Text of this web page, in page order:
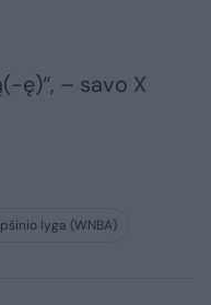
ę)“, – savo X
lyga (WNBA)